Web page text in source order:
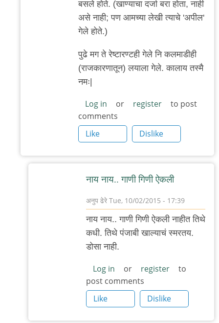
बसले होते. (खाण्याचा दर्जा बरा होता, नाही
असे नाही; पण आमच्या लेखी त्याचे 'अपील'
गेले होते.)
पुढे मग ते रेष्टारण्टही गेले नि कलमाडीही
(राजकारणातून) लयाला गेले. कालाय तस्मै
नमः|
Log in or register
to post
comments
Like
Dislike
नाय नाय.. गाणी गिणी ऐकली
अनुप ढेरे Tue, 10/02/2015 - 17:39
In
reply
to
'पीसीएच'...
by
'न'वी
बाजू
नाय नाय.. गाणी गिणी ऐकली नाहीत तिथे
कधी. तिथे पंजाबी खाल्याचं स्मरतय.
डोसा नाही.
Log in or register
to
post comments
Like
Dislike